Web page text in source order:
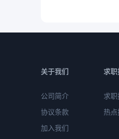
关于我们
公司简介
协议条款
加入我们
求
求
热